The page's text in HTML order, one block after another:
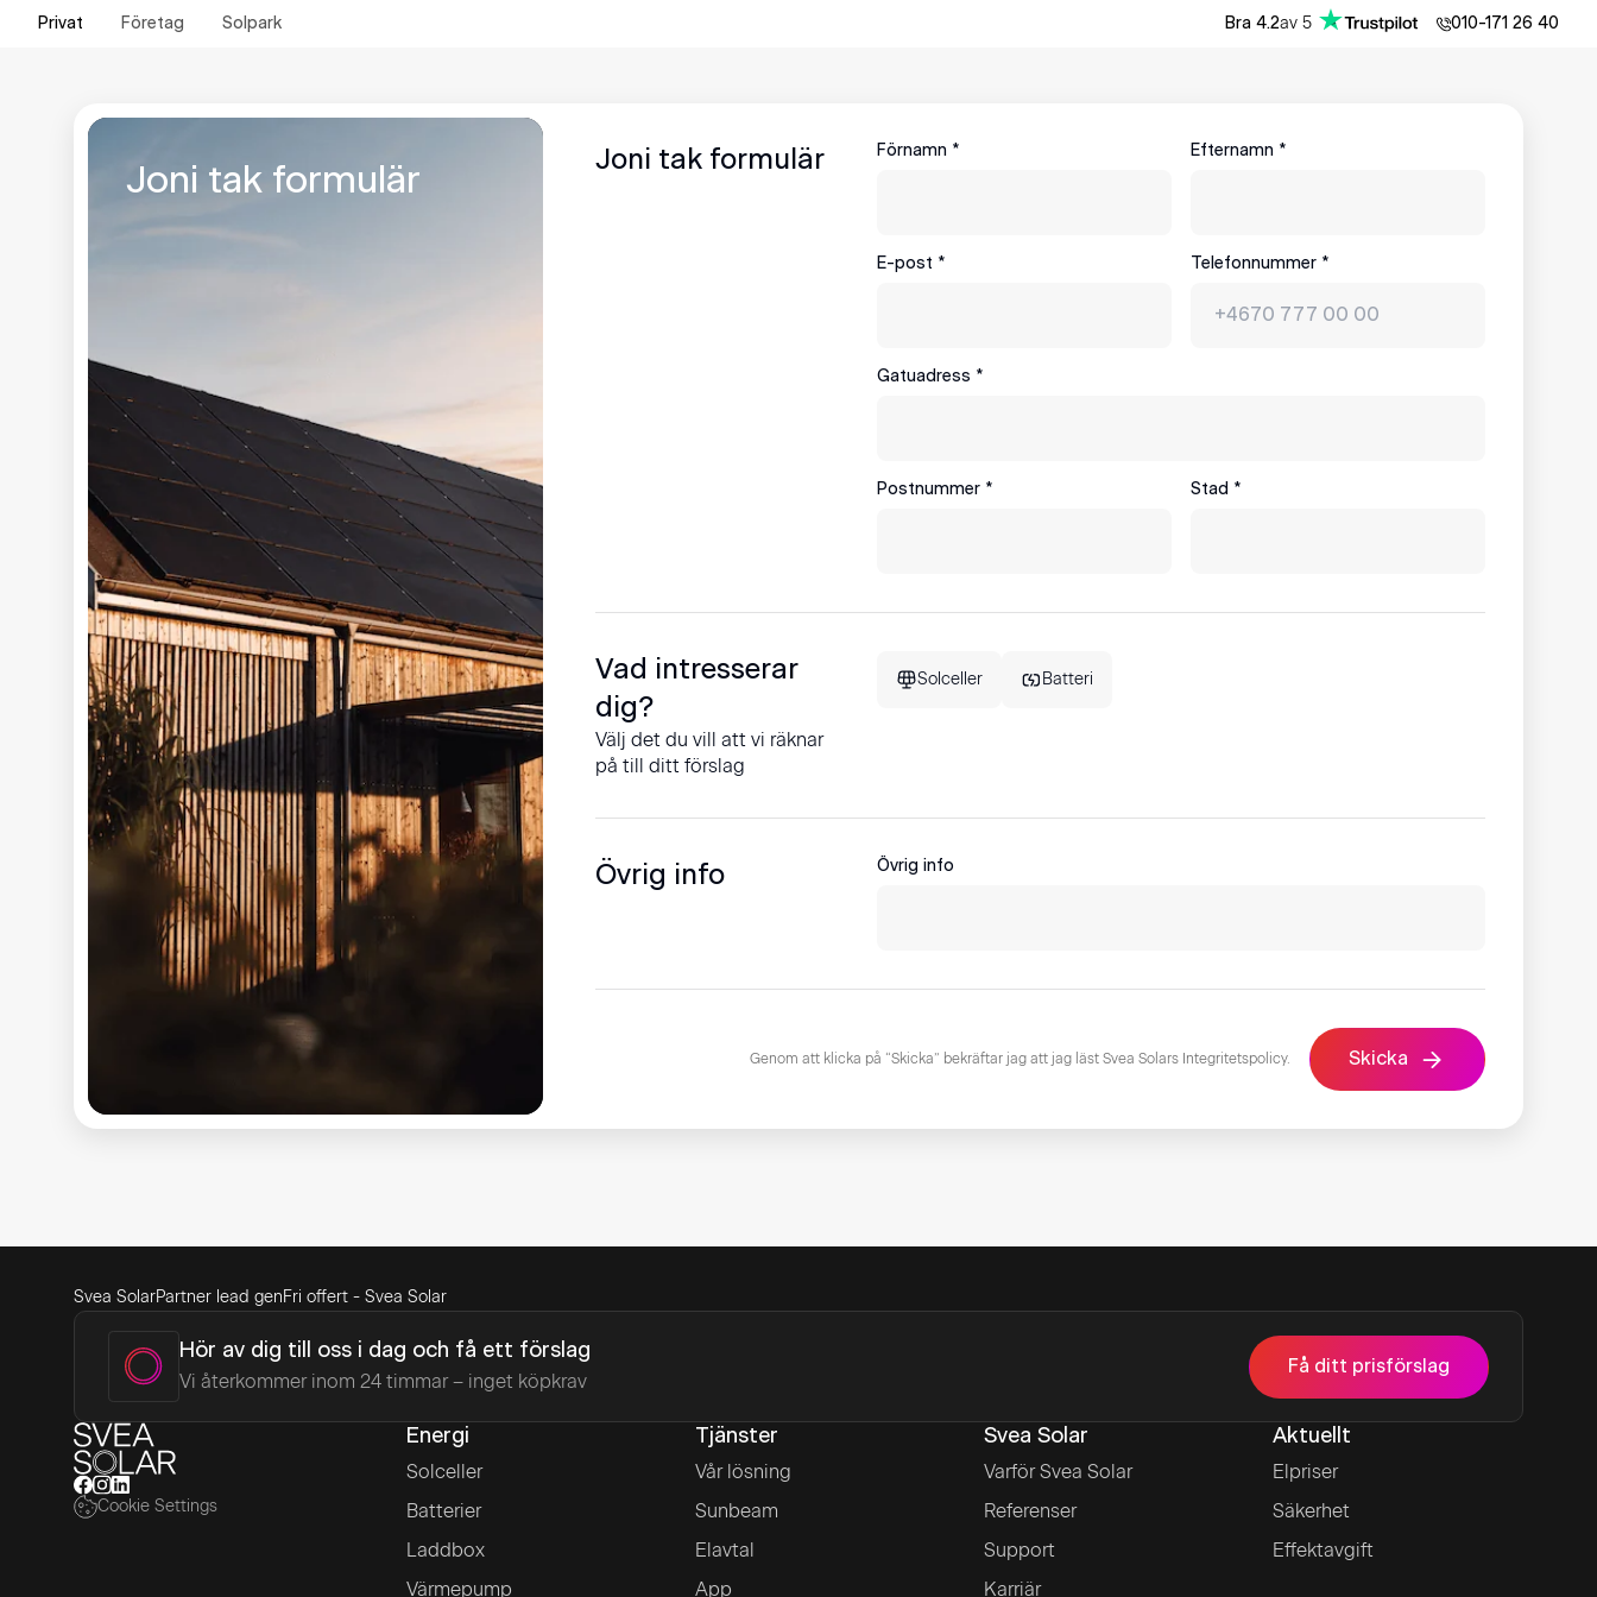
Privat Företag Solpark Bra 4.2av 5 010-171 26 40
Joni tak formulär
Joni tak formulär Förnamn * Efternamn *
E-post * Telefonnummer*
Gatuadress *
Postnummer* Stad *
Vad intresserar
dig?
Välj det du vill att vi räknar
på till ditt förslag
Solceller Batteri
Övrig info Övrig info
Genom att klicka på “Skicka” bekräftar jag att jag läst Svea Solars Integritetspolicy​. Skicka
Svea SolarPartner lead genFri offert - Svea Solar
Hör av dig till oss i dag och få ett förslag
Vi återkommer inom 24 timmar – inget köpkrav
Få ditt prisförslag
Cookie Settings
Energi
Solceller
Batterier
Laddbox
Värmepump
Tjänster
Vår lösning
Sunbeam
Elavtal
App
Svea Solar
Varför Svea Solar
Referenser
Support
Karriär
Aktuellt
Elpriser
Säkerhet
Effektavgift